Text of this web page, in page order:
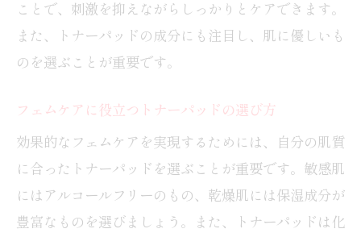
ことで、刺激を抑えながらしっかりとケアできます。
また、トナーパッドの成分にも注目し、肌に優しいも
のを選ぶことが重要です。
フェムケアに役立つトナーパッドの選び方
効果的なフェムケアを実現するためには、自分の肌質
に合ったトナーパッドを選ぶことが重要です。敏感肌
にはアルコールフリーのもの、乾燥肌には保湿成分が
豊富なものを選びましょう。また、トナーパッドは化